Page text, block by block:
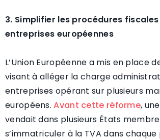
3. Simplifier les procédures
entreprises européennes
L’Union Européenne a mis en place
visant à alléger la charge
entreprises opérant sur plusieurs
européens.Avant cette réforme,
vendait dans plusieurs États
s’immatriculer à la TVA dans chaque